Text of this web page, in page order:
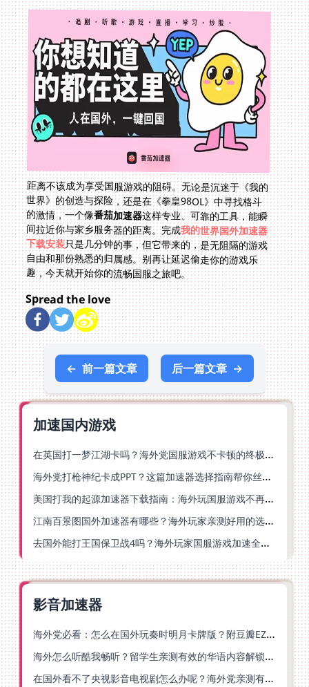
距离不该成为享受国服游戏的阻碍。无论是沉迷于《我的
世界》的创造与探险，还是在《拳皇98OL》中寻找格斗
的激情，一个像番茄加速器这样专业、可靠的工具，能瞬
间拉近你与家乡服务器的距离。完成我的世界国外加速器
下载安装只是几分钟的事，但它带来的，是无阻隔的游戏
自由和那份熟悉的归属感。别再让延迟偷走你的游戏乐
趣，今天就开始你的流畅国服之旅吧。
Spread the love
← 前一篇文章 后一篇文章 →
加速国内游戏
在英国打一梦江湖卡吗？海外党国服游戏不卡顿的终极解法
海外党打枪神纪卡成PPT？这篇加速器选择指南帮你丝滑上分
美国打我的起源加速器下载指南：海外玩国服游戏不再卡的终极方案
江南百景图国外加速器有哪些？海外玩家亲测好用的选择与避坑指南
去国外能打王国保卫战4吗？海外玩家国服游戏加速全攻略（附公主连结幻想江湖实测）
影音加速器
海外党必看：怎么在国外玩秦时明月卡牌版？附豆瓣EZCast地区限制破解法
海外怎么听酷我畅听？留学生亲测有效的华语内容解锁指南
在国外看不了央视影音电视剧怎么办呢？海外党亲测有效的回国加速方案